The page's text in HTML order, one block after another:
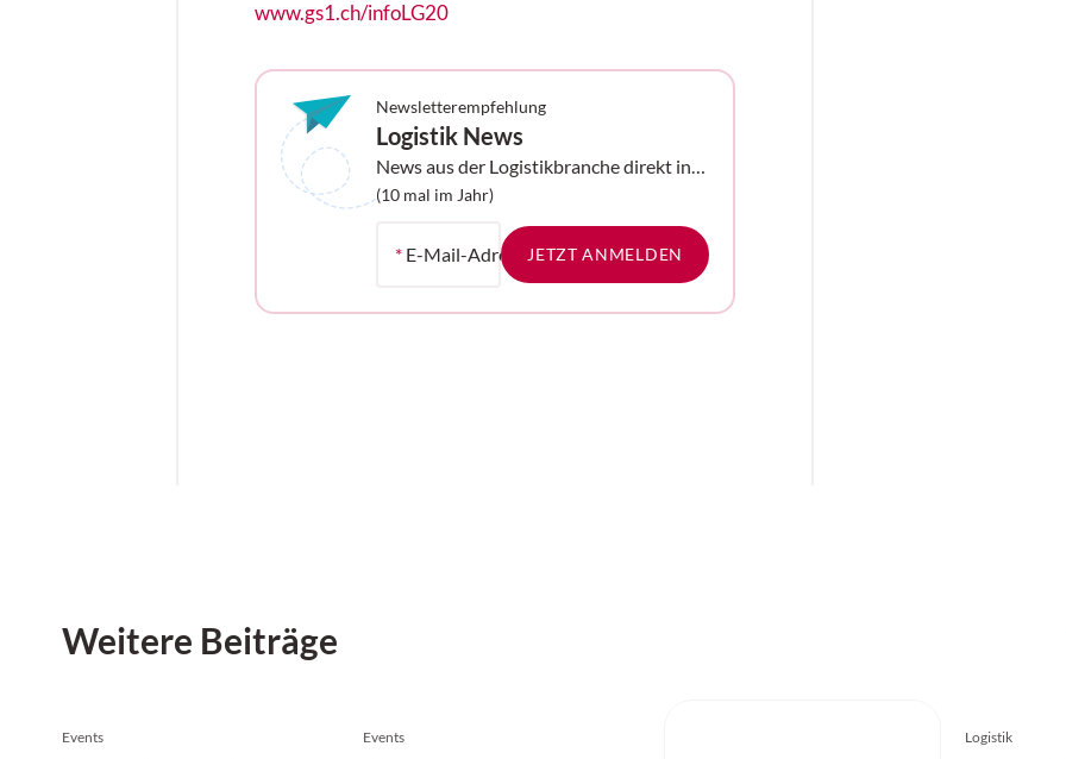
www.gs1.ch/infoLG20
Newsletterempfehlung
Logistik News
News aus der Logistikbranche direkt in
Ihrem Postfach
(10 mal im Jahr)
* E-Mail-AdresseJETZT ANMELDEN
Weitere Beiträge
Events Events Logistik